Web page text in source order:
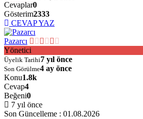
Cevaplar0
Gösterim2333
CEVAP YAZ
Pazarcı
Yönetici
Üyelik Tarihi7 yıl önce
Son Görülme4 ay önce
Konu1.8k
Cevap4
Beğeni0
7 yıl önce
Son Güncelleme : 01.08.2026